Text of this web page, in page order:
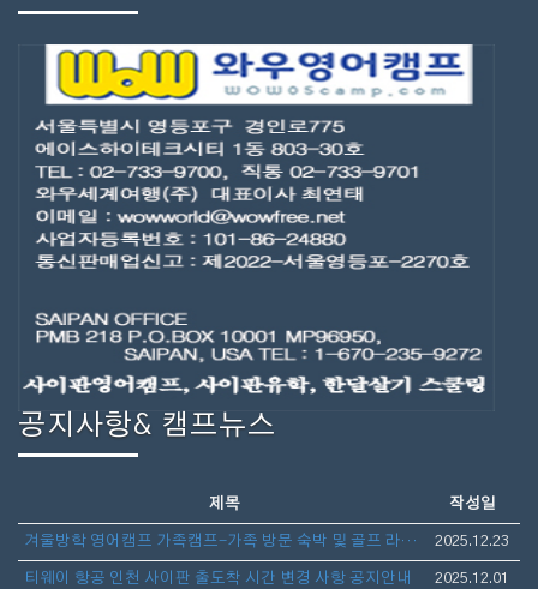
공지사항& 캠프뉴스
제목 작성일
겨울방학 영어캠프 가족캠프-가족 방문 숙박 및 골프 라운딩 안내 2025.12.23
티웨이 항공 인천 사이판 출도착 시간 변경 사항 공지안내 2025.12.01